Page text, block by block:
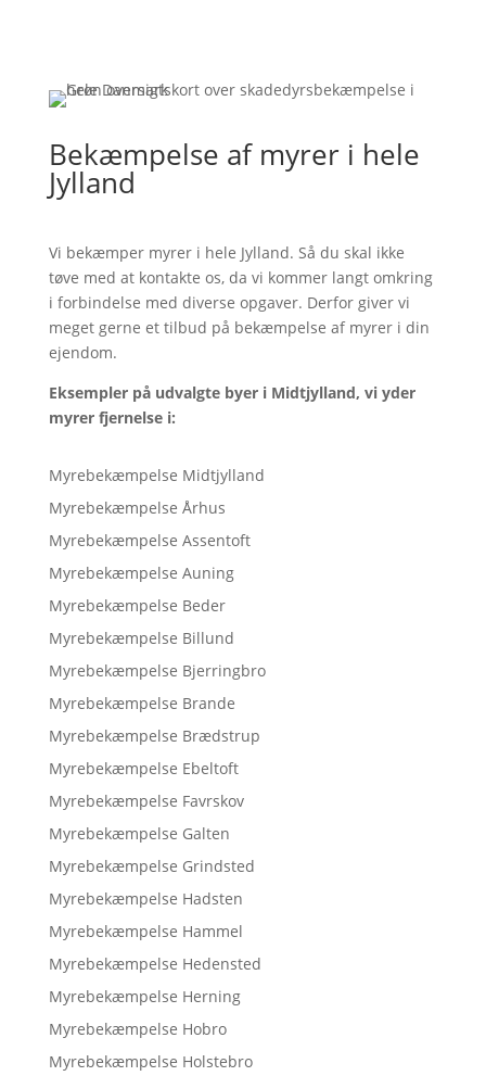
Bekæmpelse af myrer i hele
Jylland
Vi bekæmper myrer i hele Jylland. Så du skal ikke
tøve med at kontakte os, da vi kommer langt omkring
i forbindelse med diverse opgaver. Derfor giver vi
meget gerne et tilbud på bekæmpelse af myrer i din
ejendom.
Eksempler på udvalgte byer i Midtjylland, vi yder
myrer fjernelse i:
Myrebekæmpelse Midtjylland
Myrebekæmpelse Århus
Myrebekæmpelse Assentoft
Myrebekæmpelse Auning
Myrebekæmpelse Beder
Myrebekæmpelse Billund
Myrebekæmpelse Bjerringbro
Myrebekæmpelse Brande
Myrebekæmpelse Brædstrup
Myrebekæmpelse Ebeltoft
Myrebekæmpelse Favrskov
Myrebekæmpelse Galten
Myrebekæmpelse Grindsted
Myrebekæmpelse Hadsten
Myrebekæmpelse Hammel
Myrebekæmpelse Hedensted
Myrebekæmpelse Herning
Myrebekæmpelse Hobro
Myrebekæmpelse Holstebro